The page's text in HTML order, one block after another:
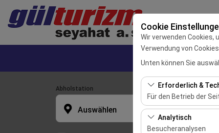
Cookie
Wir verwenden
Verwendung von
Unten können Sie
Erforderlich &
Für den Betrieb der
Diese Cookies sind
und grundlegende
Analytisch
Besucheranalysen
Abholstation
Auswählen